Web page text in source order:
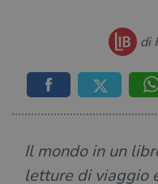
di
Il mondo in un
letture di viaggio